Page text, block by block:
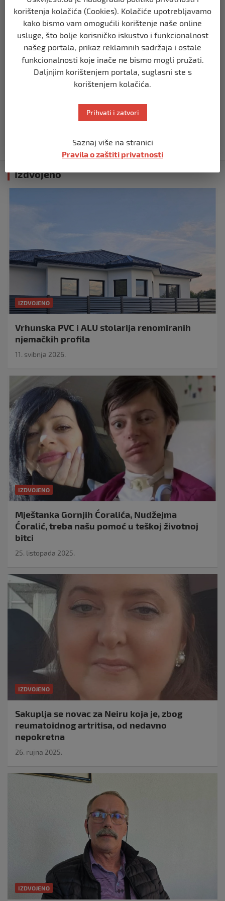
prije 10 mjeseci
REGION
Koza ogrebala dijete u zoološkom vrtu,
roditelji zvali hitnu i policiju: “Došli su
uhapsiti kozu”
prije 10 mjeseci
Vučić dramatično: “Biće rata, Vojska
prije 10 mjeseci
Izdvojeno
IZDVOJENO
Vrhunska PVC i ALU stolarija renomiranih
njemačkih profila
11. svibnja 2026.
IZDVOJENO
Mještanka Gornjih Ćoralića, Nudžejma
Ćoralić, treba našu pomoć u teškoj životnoj
bitci
25. listopada 2025.
IZDVOJENO
Sakuplja se novac za Neiru koja je, zbog
reumatoidnog artritisa, od nedavno
nepokretna
26. rujna 2025.
IZDVOJENO
korištenja kolačića (Cookies). Kolačiće upotrebljavamo
kako bismo vam omogućili korištenje naše online
usluge, što bolje korisničko iskustvo i funkcionalnost
našeg portala, prikaz reklamnih sadržaja i ostale
funkcionalnosti koje inače ne bismo mogli pružati.
Daljnjim korištenjem portala, suglasni ste s
korištenjem kolačića.
Prihvati i zatvori
Saznaj više na stranici
Pravila o zaštiti privatnosti